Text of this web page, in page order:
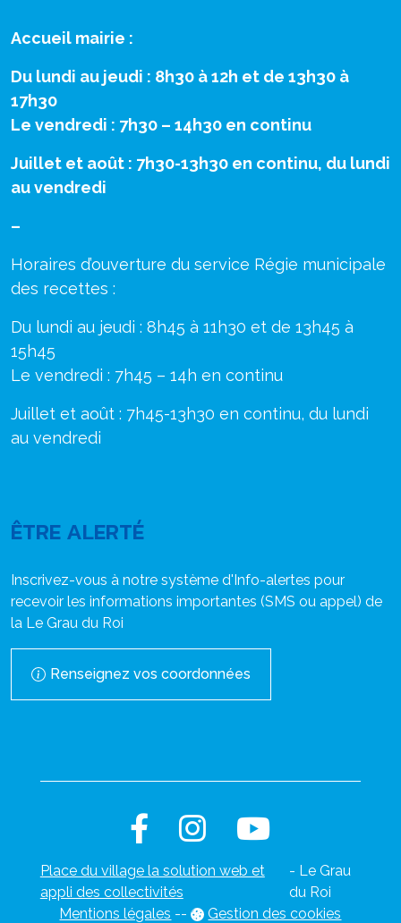
Accueil mairie :
Du lundi au jeudi : 8h30 à 12h et de 13h30 à
17h30
Le vendredi : 7h30 – 14h30 en continu
Juillet et août : 7h30-13h30 en continu, du lundi
au vendredi
–
Horaires d’ouverture du service Régie municipale
des recettes :
Du lundi au jeudi : 8h45 à 11h30 et de 13h45 à
15h45
Le vendredi : 7h45 – 14h en continu
Juillet et août : 7h45-13h30 en continu, du lundi
au vendredi
ÊTRE ALERTÉ
Inscrivez-vous à notre système d'Info-alertes pour
recevoir les informations importantes (SMS ou appel) de
la Le Grau du Roi
Renseignez vos coordonnées
Place du village la solution web et
appli des collectivités
- Le Grau
du Roi
Mentions légales -- Gestion des cookies